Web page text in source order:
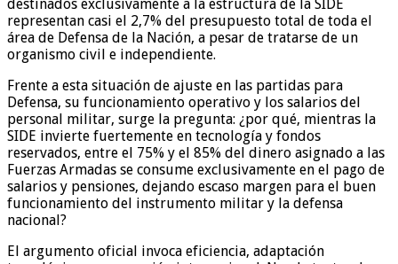
destinados exclusivamente a la estructura de la SIDE
representan casi el 2,7% del presupuesto total de toda el
área de Defensa de la Nación, a pesar de tratarse de un
organismo civil e independiente.
Frente a esta situación de ajuste en las partidas para
Defensa, su funcionamiento operativo y los salarios del
personal militar, surge la pregunta: ¿por qué, mientras la
SIDE invierte fuertemente en tecnología y fondos
reservados, entre el 75% y el 85% del dinero asignado a las
Fuerzas Armadas se consume exclusivamente en el pago de
salarios y pensiones, dejando escaso margen para el buen
funcionamiento del instrumento militar y la defensa
nacional?
El argumento oficial invoca eficiencia, adaptación